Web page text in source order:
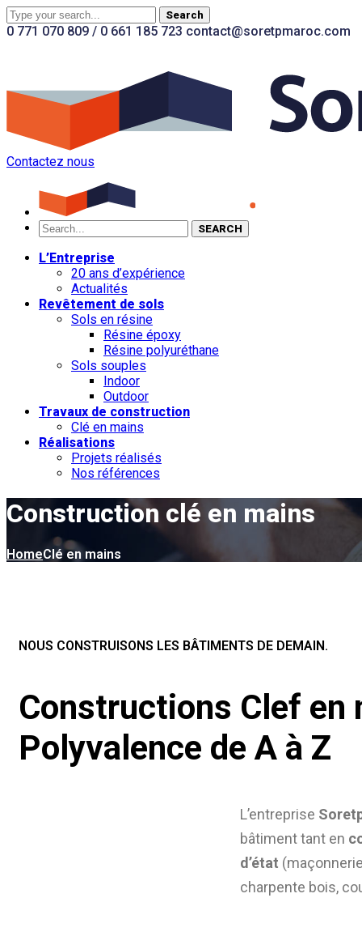
Search
0 771 070 809 / 0 661 185 723 contact@soretpmaroc.com
Contactez nous
SEARCH
L’Entreprise
20 ans d’expérience
Actualités
Revêtement de sols
Sols en résine
Résine époxy
Résine polyuréthane
Sols souples
Indoor
Outdoor
Travaux de construction
Clé en mains
Réalisations
Projets réalisés
Nos références
Construction clé en mains
HomeClé en mains
NOUS CONSTRUISONS LES BÂTIMENTS DE DEMAIN.
Constructions Clef en
Polyvalence de A à Z
L’entreprise
bâtiment tant en
d’état
charpente bois,